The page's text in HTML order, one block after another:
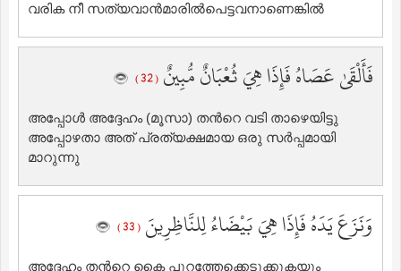
വരിക നീ സത്യവാന്‍മാരില്‍പെട്ടവനാണെങ്കില്‍
فَأَلْقَىٰ عَصَاهُ فَإِذَا هِيَ ثُعْبَانٌ مُّبِينٌ ( 32 )
അപ്പോള്‍ അദ്ദേഹം (മൂസാ) തന്‍റെ വടി താഴെയിട്ടു
അപ്പോഴതാ അത് പ്രത്യക്ഷമായ ഒരു സര്‍പ്പമായി
മാറുന്നു
وَنَزَعَ يَدَهُ فَإِذَا هِيَ بَيْضَاءُ لِلنَّاظِرِينَ ( 33 )
അദ്ദേഹം തന്‍റെ കൈ പുറത്തേക്കെടുക്കുകയും